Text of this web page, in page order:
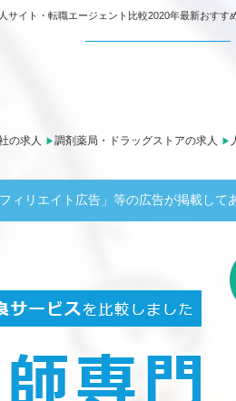
サイト・転職エージェント比較2020年最新おすす
の求人 調剤薬局・ドラッグストアの求人
フィリエイト広告」等の広告が掲載して